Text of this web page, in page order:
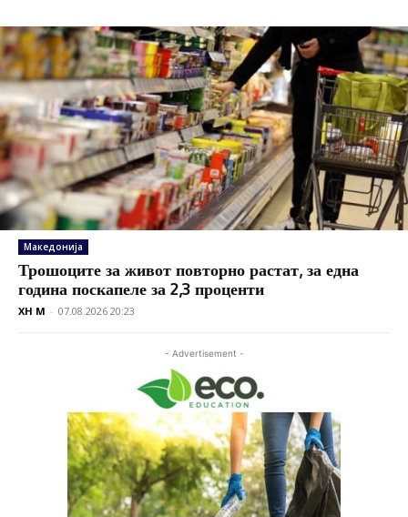
Македонија
Трошоците за живот повторно растат, за една
година поскапеле за 2,3 проценти
XH M - 07.08.2026 20:23
- Advertisement -